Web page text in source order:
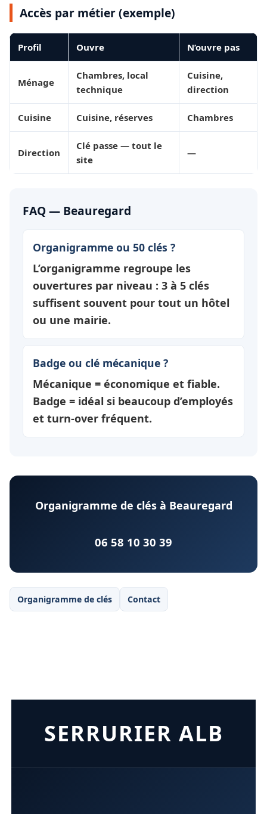
Accès par métier (exemple)
Profil Ouvre N’ouvre pas
Ménage
Chambres, local
technique
Cuisine,
direction
Cuisine Cuisine, réserves Chambres
Direction
Clé passe — tout le
site
—
FAQ — Beauregard
Organigramme ou 50 clés ?
L’organigramme regroupe les
ouvertures par niveau : 3 à 5 clés
suffisent souvent pour tout un hôtel
ou une mairie.
Badge ou clé mécanique ?
Mécanique = économique et fiable.
Badge = idéal si beaucoup d’employés
et turn-over fréquent.
Organigramme de clés à Beauregard
06 58 10 30 39
Organigramme de clés Contact
SERRURIER ALB